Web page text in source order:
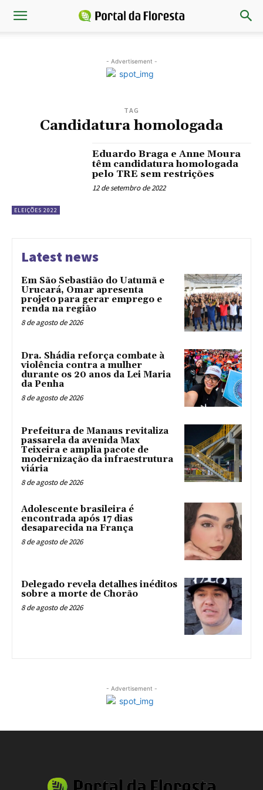
- Advertisement -
TAG
Candidatura homologada
ELEIÇÕES 2022
Eduardo Braga e Anne Moura
têm candidatura homologada
pelo TRE sem restrições
12 de setembro de 2022
Latest news
Em São Sebastião do Uatumã e
Urucará, Omar apresenta
projeto para gerar emprego e
renda na região
8 de agosto de 2026
Dra. Shádia reforça combate à
violência contra a mulher
durante os 20 anos da Lei Maria
da Penha
8 de agosto de 2026
Prefeitura de Manaus revitaliza
passarela da avenida Max
Teixeira e amplia pacote de
modernização da infraestrutura
viária
8 de agosto de 2026
Adolescente brasileira é
encontrada após 17 dias
desaparecida na França
8 de agosto de 2026
Delegado revela detalhes inéditos
sobre a morte de Chorão
8 de agosto de 2026
- Advertisement -